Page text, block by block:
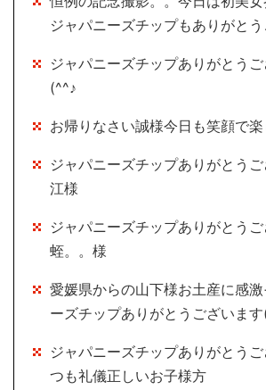
ジャパニーズチップもありがと
ジャパニーズチップありがとう
(^^♪
お帰りなさい誠様今日も笑顔で
ジャパニーズチップありがとう
江様
ジャパニーズチップありがとう
蛭。。様
愛媛県からの山下様お土産に感
ーズチップありがとうございま
ジャパニーズチップありがとう
つも礼儀正しいお子様方